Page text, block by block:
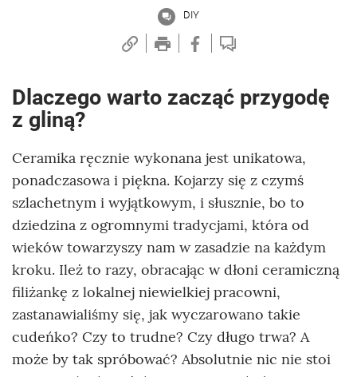
DIY
Dlaczego warto zacząć przygodę
z gliną?
Ceramika ręcznie wykonana jest unikatowa,
ponadczasowa i piękna. Kojarzy się z czymś
szlachetnym i wyjątkowym, i słusznie, bo to
dziedzina z ogromnymi tradycjami, która od
wieków towarzyszy nam w zasadzie na każdym
kroku. Ileż to razy, obracając w dłoni ceramiczną
filiżankę z lokalnej niewielkiej pracowni,
zastanawialiśmy się, jak wyczarowano takie
cudeńko? Czy to trudne? Czy długo trwa? A
może by tak spróbować? Absolutnie nic nie stoi